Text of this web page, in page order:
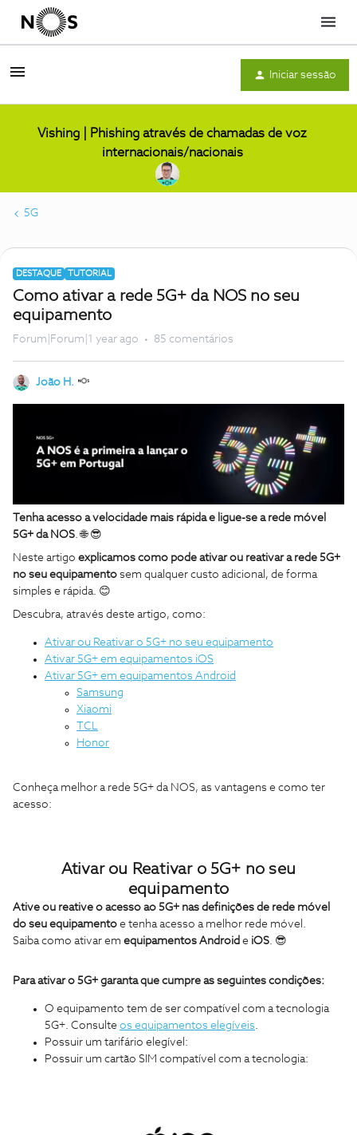
Menu
Iniciar sessão
Vishing | Phishing através de chamadas de voz
internacionais/nacionais
5G
DESTAQUE TUTORIAL
Como ativar a rede 5G+ da NOS no seu
equipamento
Forum|Forum|1 year ago 85 comentários
João H.
Tenha acesso a velocidade mais rápida e ligue-se a rede móvel
5G+ da NOS. 🌐 😎
Neste artigo explicamos como pode ativar ou reativar a rede 5G+
no seu equipamento sem qualquer custo adicional, de forma
simples e rápida. 😊
Descubra, através deste artigo, como:
Ativar ou Reativar o 5G+ no seu equipamento
Ativar 5G+ em equipamentos iOS
Ativar 5G+ em equipamentos Android
Samsung
Xiaomi
TCL
Honor​​​​​​​
​​​​​​​Conheça melhor a rede 5G+ da NOS, as vantagens e como ter
acesso:
Ativar ou Reativar o 5G+ no seu
equipamento
Ative ou reative o acesso ao 5G+ nas definições de rede móvel
do seu equipamento e tenha acesso a melhor rede móvel.
Saiba como ativar em equipamentos Android e iOS. 😎
Para ativar o 5G+ garanta que cumpre as seguintes condições:
O equipamento tem de ser compatível com a tecnologia
5G+. Consulte os equipamentos elegíveis.
Possuir um tarifário elegível:
Possuir um cartão SIM compatível com a tecnologia: